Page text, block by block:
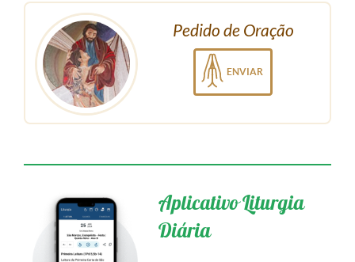
Pedido de Oração
ENVIAR
Aplicativo Liturgia
Diária